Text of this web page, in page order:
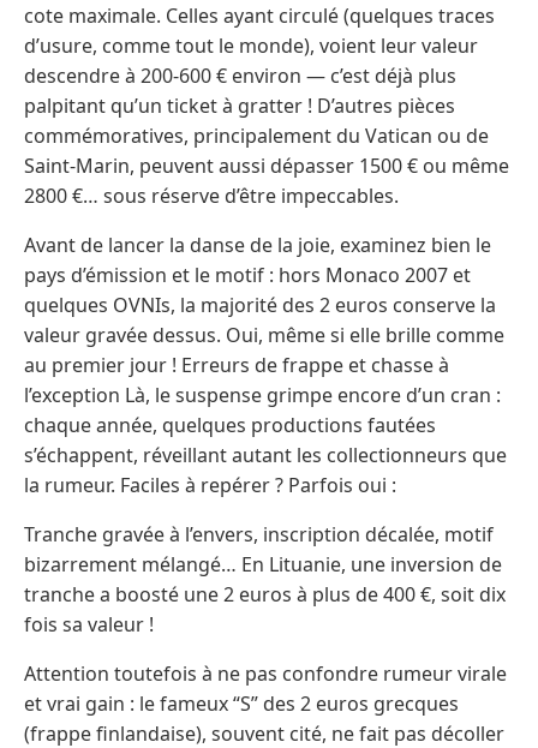
cote maximale. Celles ayant circulé (quelques traces
d’usure, comme tout le monde), voient leur valeur
descendre à 200-600 € environ — c’est déjà plus
palpitant qu’un ticket à gratter ! D’autres pièces
commémoratives, principalement du Vatican ou de
Saint-Marin, peuvent aussi dépasser 1500 € ou même
2800 €… sous réserve d’être impeccables.
Avant de lancer la danse de la joie, examinez bien le
pays d’émission et le motif : hors Monaco 2007 et
quelques OVNIs, la majorité des 2 euros conserve la
valeur gravée dessus. Oui, même si elle brille comme
au premier jour ! Erreurs de frappe et chasse à
l’exception Là, le suspense grimpe encore d’un cran :
chaque année, quelques productions fautées
s’échappent, réveillant autant les collectionneurs que
la rumeur. Faciles à repérer ? Parfois oui :
Tranche gravée à l’envers, inscription décalée, motif
bizarrement mélangé… En Lituanie, une inversion de
tranche a boosté une 2 euros à plus de 400 €, soit dix
fois sa valeur !
Attention toutefois à ne pas confondre rumeur virale
et vrai gain : le fameux “S” des 2 euros grecques
(frappe finlandaise), souvent cité, ne fait pas décoller